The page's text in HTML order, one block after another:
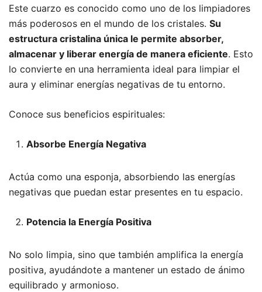
Este cuarzo es conocido como uno de los limpiadores
más poderosos en el mundo de los cristales. Su
estructura cristalina única le permite absorber,
almacenar y liberar energía de manera eficiente. Esto
lo convierte en una herramienta ideal para limpiar el
aura y eliminar energías negativas de tu entorno.
Conoce sus beneficios espirituales:
Absorbe Energía Negativa
Actúa como una esponja, absorbiendo las energías
negativas que puedan estar presentes en tu espacio.
Potencia la Energía Positiva
No solo limpia, sino que también amplifica la energía
positiva, ayudándote a mantener un estado de ánimo
equilibrado y armonioso.